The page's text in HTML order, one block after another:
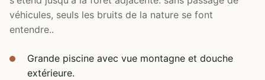
véhicules, seuls les bruits de la nature se font
entendre..
Grande piscine avec vue montagne et douche
extérieure.